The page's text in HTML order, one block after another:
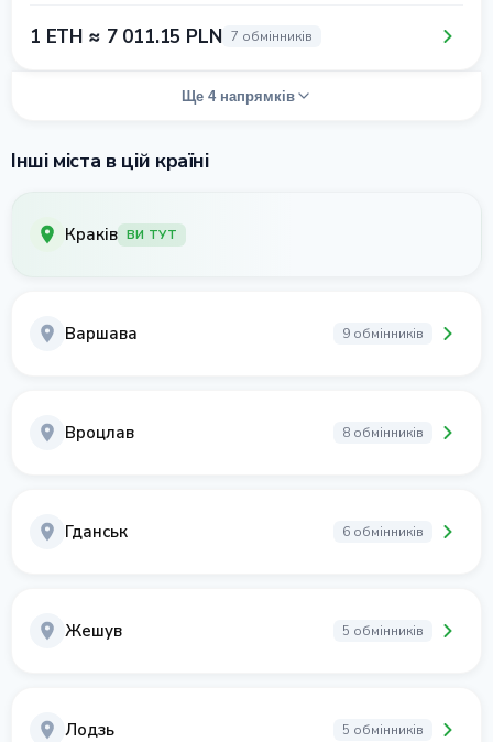
1 ETH ≈ 7 011.15 PLN 7 обмінників
Ще 4 напрямків
Інші міста в цій країні
Краків ВИ ТУТ
Варшава 9 обмінників
Вроцлав 8 обмінників
Гданськ 6 обмінників
Жешув 5 обмінників
Лодзь 5 обмінників